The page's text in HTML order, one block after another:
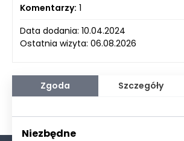
Komentarzy: 1
Data dodania: 10.04.2024
Ostatnia wizyta: 06.08.2026
Zgoda Szczegóły
Niezbędne